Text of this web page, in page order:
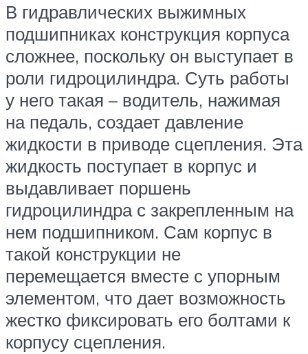
В гидравлических выжимных
подшипниках конструкция корпуса
сложнее, поскольку он выступает в
роли гидроцилиндра. Суть работы
у него такая – водитель, нажимая
на педаль, создает давление
жидкости в приводе сцепления. Эта
жидкость поступает в корпус и
выдавливает поршень
гидроцилиндра с закрепленным на
нем подшипником. Сам корпус в
такой конструкции не
перемещается вместе с упорным
элементом, что дает возможность
жестко фиксировать его болтами к
корпусу сцепления.